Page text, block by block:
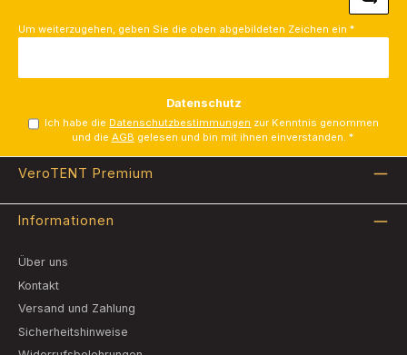
Um weiterzugehen, geben Sie die oben abgebildeten Zeichen ein *
Datenschutz
Ich habe die Datenschutzbestimmungen zur Kenntnis genommen
und die AGB gelesen und bin mit ihnen einverstanden. *
VeroTENT Premium
Informationen
Über uns
Kontakt
Versand und Zahlung
Sicherheitshinweise